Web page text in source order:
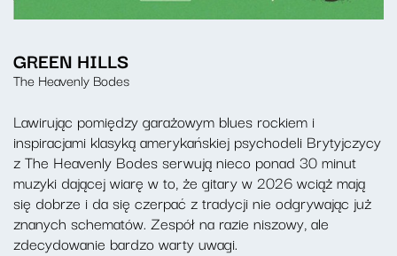
GREEN HILLS
The Heavenly Bodes
Lawirując pomiędzy garażowym blues rockiem i
inspiracjami klasyką amerykańskiej psychodeli Brytyjczycy
z The Heavenly Bodes serwują nieco ponad 30 minut
muzyki dającej wiarę w to, że gitary w 2026 wciąż mają
się dobrze i da się czerpać z tradycji nie odgrywając już
znanych schematów. Zespół na razie niszowy, ale
zdecydowanie bardzo warty uwagi.